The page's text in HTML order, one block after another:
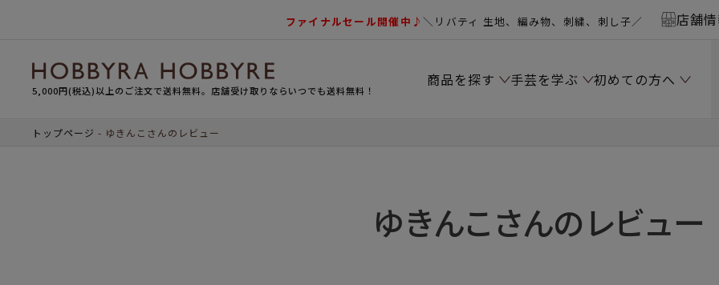
ファイナルセール開催中♪＼リバティ 生地、編み物、刺繍、刺し子／ 店舗
5,000円(税込)以上のご注文で送料無料。店舗受け取りならいつでも送料無料！
商品を探す 手芸を学ぶ 初めての方へ
トップページ ゆきんこさんのレビュー
ゆきんこさんのレビュー